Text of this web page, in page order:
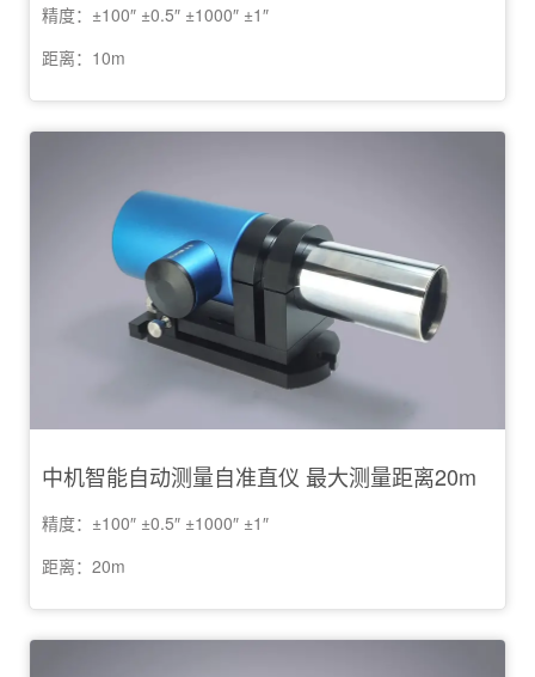
精度：±100″ ±0.5″ ±1000″ ±1″
距离：10m
中机智能自动测量自准直仪 最大测量距离20m
精度：±100″ ±0.5″ ±1000″ ±1″
距离：20m